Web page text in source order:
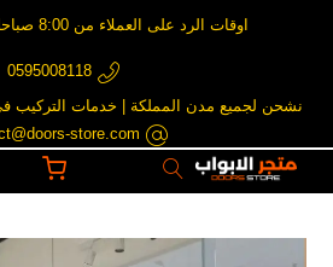
اوقات الرد على العملاء من 8:00 صباحا وحتى 6:00 مساءا
0595008118
نشحن لجميع مدن المملكة | خدمات التركيب
store.com